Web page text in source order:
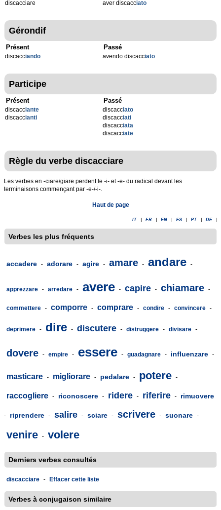
discacciare aver discacciato
Gérondif
Présent
discacciando
Passé
avendo discacciato
Participe
Présent
discacciante
discaccianti
Passé
discacciato
discacciati
discacciata
discacciate
Règle du verbe discacciare
Les verbes en -ciare/giare perdent le -i- et -e- du radical devant les
terminaisons commençant par -e-/-i-.
Haut de page
IT FR EN ES PT DE
Verbes les plus fréquents
accadere - adorare - agire - amare - andare -
apprezzare - arredare - avere - capire - chiamare -
commettere - comporre - comprare - condire - convincere -
deprimere - dire - discutere - distruggere - divisare -
dovere - empire - essere - guadagnare - influenzare -
masticare - migliorare - pedalare - potere -
raccogliere - riconoscere - ridere - riferire - rimuovere
- riprendere - salire - sciare - scrivere - suonare -
venire - volere
Derniers verbes consultés
discacciare - Effacer cette liste
Verbes à conjugaison similaire